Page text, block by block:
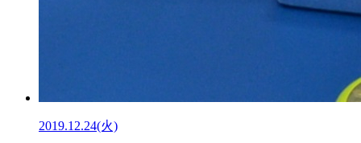
2019.12.24(火)